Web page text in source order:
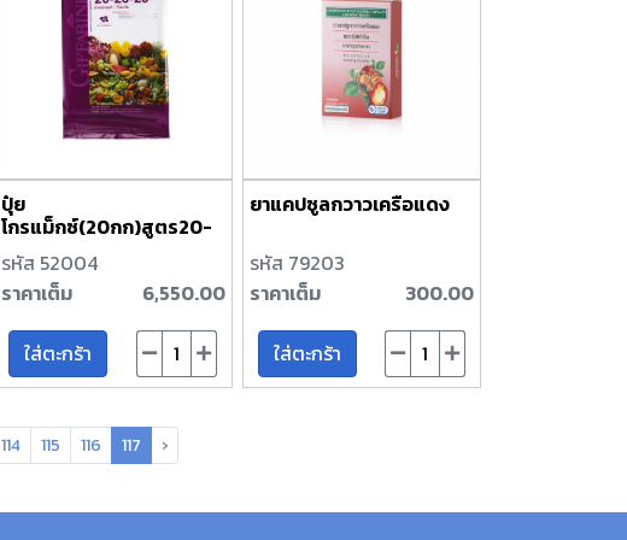
ปุ๋ย
โกรแม็กซ์(20กก)สูตร20-
20-20
รหัส 52004
ราคาเต็ม
6,550.00
ใส่ตะกร้า
ยาแคปซูลกวาวเครือแดง
รหัส 79203
ราคาเต็ม
300.00
ใส่ตะกร้า
114 115 116 117 ›